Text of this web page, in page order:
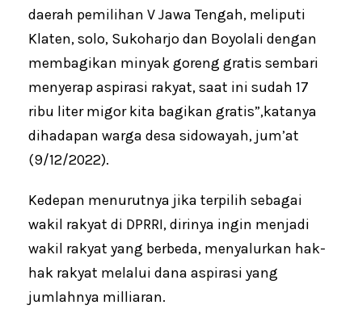
daerah pemilihan V Jawa Tengah, meliputi
Klaten, solo, Sukoharjo dan Boyolali dengan
membagikan minyak goreng gratis sembari
menyerap aspirasi rakyat, saat ini sudah 17
ribu liter migor kita bagikan gratis”,katanya
dihadapan warga desa sidowayah, jum’at
(9/12/2022).
Kedepan menurutnya jika terpilih sebagai
wakil rakyat di DPRRI, dirinya ingin menjadi
wakil rakyat yang berbeda, menyalurkan hak-
hak rakyat melalui dana aspirasi yang
jumlahnya milliaran.